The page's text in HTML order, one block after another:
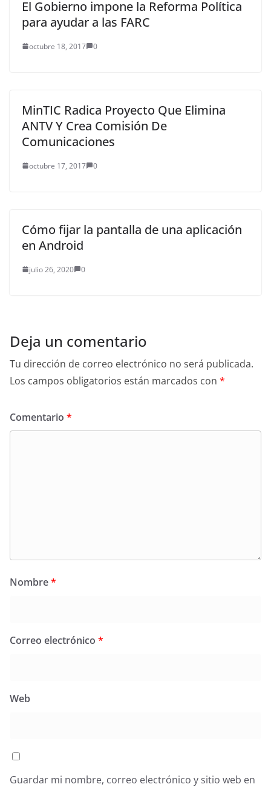
El Gobierno impone la Reforma Política
para ayudar a las FARC
octubre 18, 2017 0
MinTIC Radica Proyecto Que Elimina
ANTV Y Crea Comisión De
Comunicaciones
octubre 17, 2017 0
Cómo fijar la pantalla de una aplicación
en Android
julio 26, 2020 0
Deja un comentario
Tu dirección de correo electrónico no será publicada.
Los campos obligatorios están marcados con *
Comentario *
Nombre*
Correo electrónico *
Web
Guardar mi nombre, correo electrónico y sitio web en